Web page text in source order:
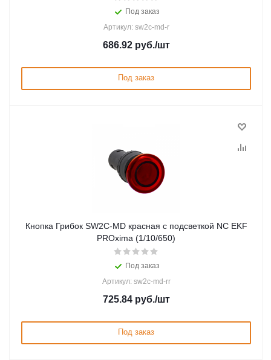
Под заказ
Артикул: sw2c-md-r
686.92руб./шт
Под заказ
Кнопка Грибок SW2C-MD красная с подсветкой NC EKF
PROxima (1/10/650)
Под заказ
Артикул: sw2c-md-rr
725.84руб./шт
Под заказ